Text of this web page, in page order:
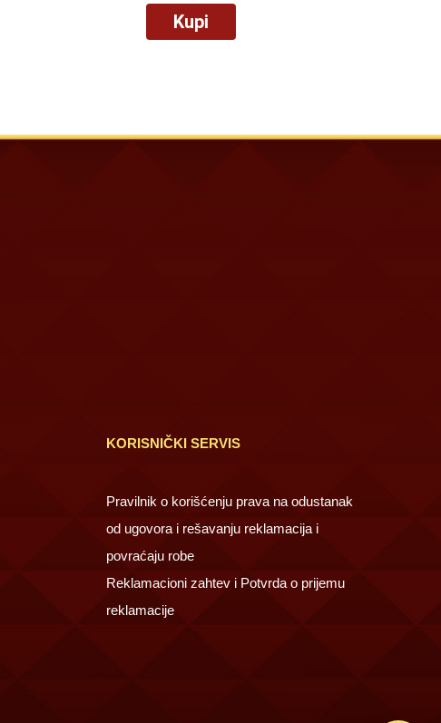
Kupi
KORISNIČKI SERVIS
Pravilnik o korišćenju prava na odustanak
od ugovora i rešavanju reklamacija i
povraćaju robe
Reklamacioni zahtev i Potvrda o prijemu
reklamacije